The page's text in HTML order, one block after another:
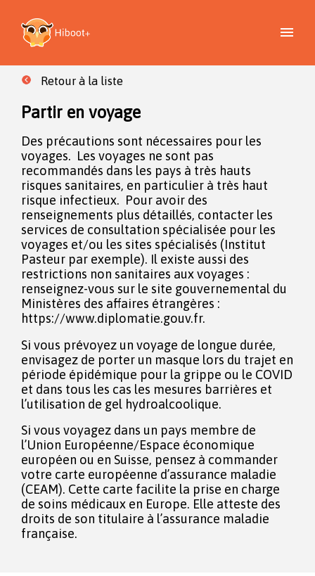
Retour à la liste
Partir en voyage
Des précautions sont nécessaires pour les
voyages. Les voyages ne sont pas
recommandés dans les pays à très hauts
risques sanitaires, en particulier à très haut
risque infectieux. Pour avoir des
renseignements plus détaillés, contacter les
services de consultation spécialisée pour les
voyages et/ou les sites spécialisés (Institut
Pasteur par exemple). Il existe aussi des
restrictions non sanitaires aux voyages :
renseignez-vous sur le site gouvernemental du
Ministères des affaires étrangères :
https://www.diplomatie.gouv.fr.
Si vous prévoyez un voyage de longue durée,
envisagez de porter un masque lors du trajet en
période épidémique pour la grippe ou le COVID
et dans tous les cas les mesures barrières et
l’utilisation de gel hydroalcoolique.
Si vous voyagez dans un pays membre de
l’Union Européenne/Espace économique
européen ou en Suisse, pensez à commander
votre carte européenne d’assurance maladie
(CEAM). Cette carte facilite la prise en charge
de soins médicaux en Europe. Elle atteste des
droits de son titulaire à l’assurance maladie
française.